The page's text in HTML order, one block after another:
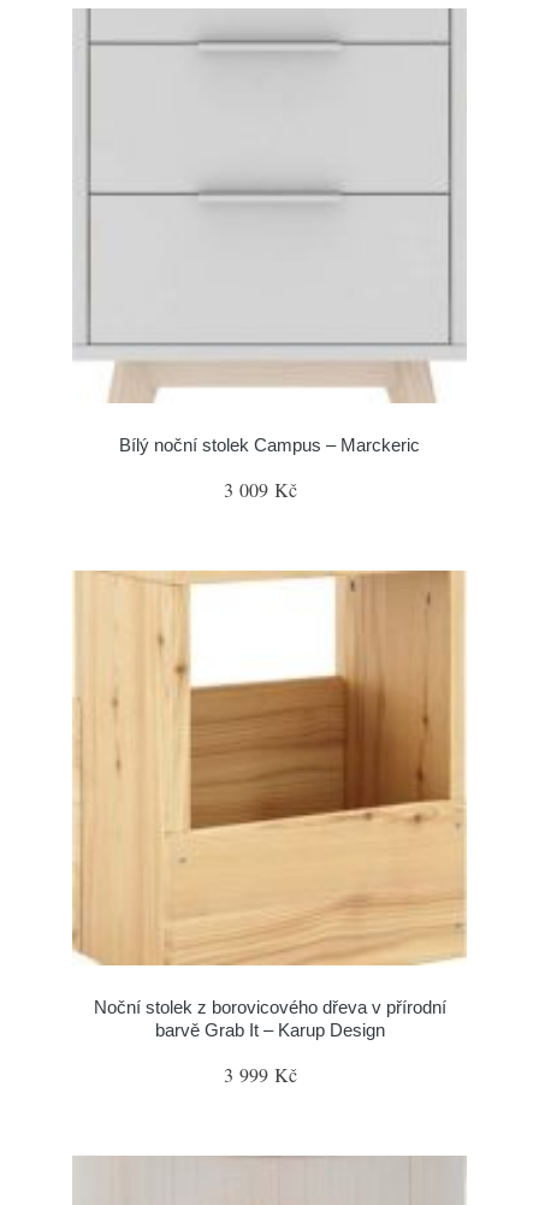
Bílý noční stolek Campus – Marckeric
3 009 Kč
Noční stolek z borovicového dřeva v přírodní
barvě Grab It – Karup Design
3 999 Kč